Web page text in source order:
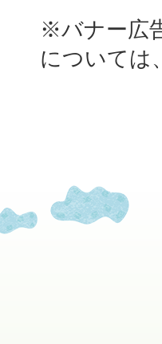
※バナー広
については